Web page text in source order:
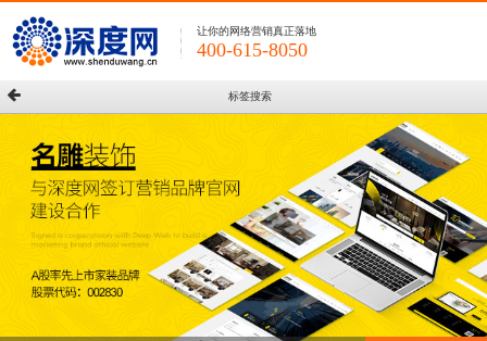
让你的网络营销真正落地
400-615-8050
标签搜索